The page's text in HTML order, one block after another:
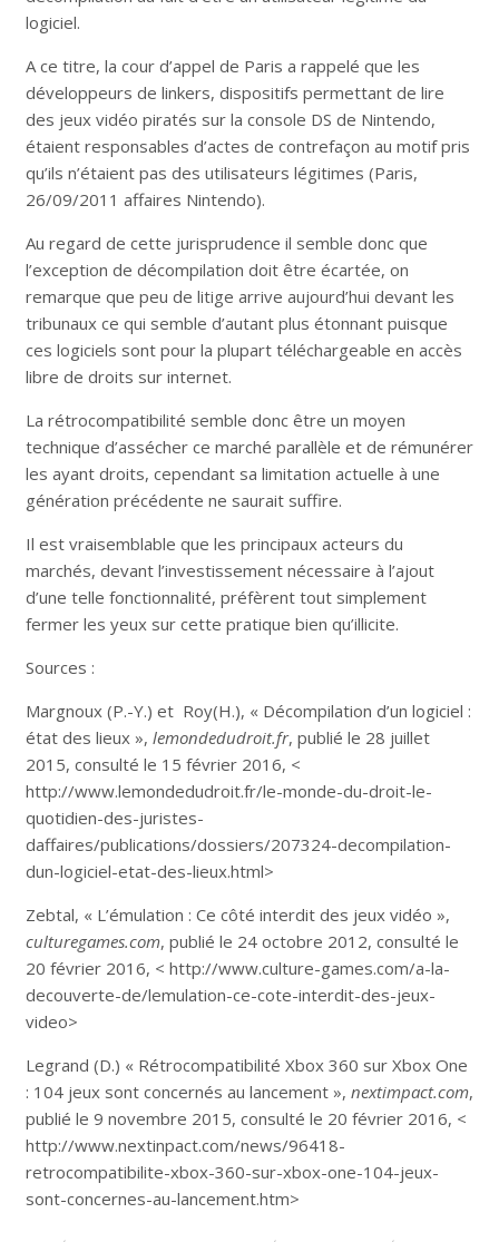
logiciel.
A ce titre, la cour d’appel de Paris a rappelé que les
développeurs de linkers, dispositifs permettant de lire
des jeux vidéo piratés sur la console DS de Nintendo,
étaient responsables d’actes de contrefaçon au motif pris
qu’ils n’étaient pas des utilisateurs légitimes (Paris,
26/09/2011 affaires Nintendo).
Au regard de cette jurisprudence il semble donc que
l’exception de décompilation doit être écartée, on
remarque que peu de litige arrive aujourd’hui devant les
tribunaux ce qui semble d’autant plus étonnant puisque
ces logiciels sont pour la plupart téléchargeable en accès
libre de droits sur internet.
La rétrocompatibilité semble donc être un moyen
technique d’assécher ce marché parallèle et de rémunérer
les ayant droits, cependant sa limitation actuelle à une
génération précédente ne saurait suffire.
Il est vraisemblable que les principaux acteurs du
marchés, devant l’investissement nécessaire à l’ajout
d’une telle fonctionnalité, préfèrent tout simplement
fermer les yeux sur cette pratique bien qu’illicite.
Sources :
Margnoux (P.-Y.) et Roy(H.), « Décompilation d’un logiciel :
état des lieux », lemondedudroit.fr, publié le 28 juillet
2015, consulté le 15 février 2016, <
http://www.lemondedudroit.fr/le-monde-du-droit-le-
quotidien-des-juristes-
daffaires/publications/dossiers/207324-decompilation-
dun-logiciel-etat-des-lieux.html>
Zebtal, « L’émulation : Ce côté interdit des jeux vidéo »,
culturegames.com, publié le 24 octobre 2012, consulté le
20 février 2016, < http://www.culture-games.com/a-la-
decouverte-de/lemulation-ce-cote-interdit-des-jeux-
video>
Legrand (D.) « Rétrocompatibilité Xbox 360 sur Xbox One
: 104 jeux sont concernés au lancement », nextimpact.com,
publié le 9 novembre 2015, consulté le 20 février 2016, <
http://www.nextinpact.com/news/96418-
retrocompatibilite-xbox-360-sur-xbox-one-104-jeux-
sont-concernes-au-lancement.htm>